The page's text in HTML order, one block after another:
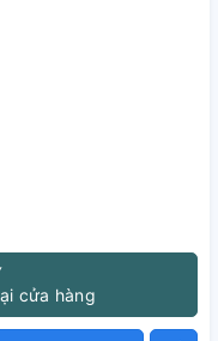
cửa hàng